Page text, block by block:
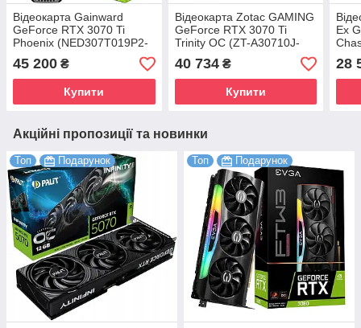
Відеокарта Gainward
GeForce RTX 3070 Ti
Phoenix (NED307T019P2-
1046X)
45 200 ₴
Купити
Відеокарта Zotac GAMING
GeForce RTX 3070 Ti
Trinity OC (ZT-A30710J-
10P)
40 734₴
Купити
Ex
28
Акційні пропозиції та новинки
Топ Подарунок Топ Подарунок